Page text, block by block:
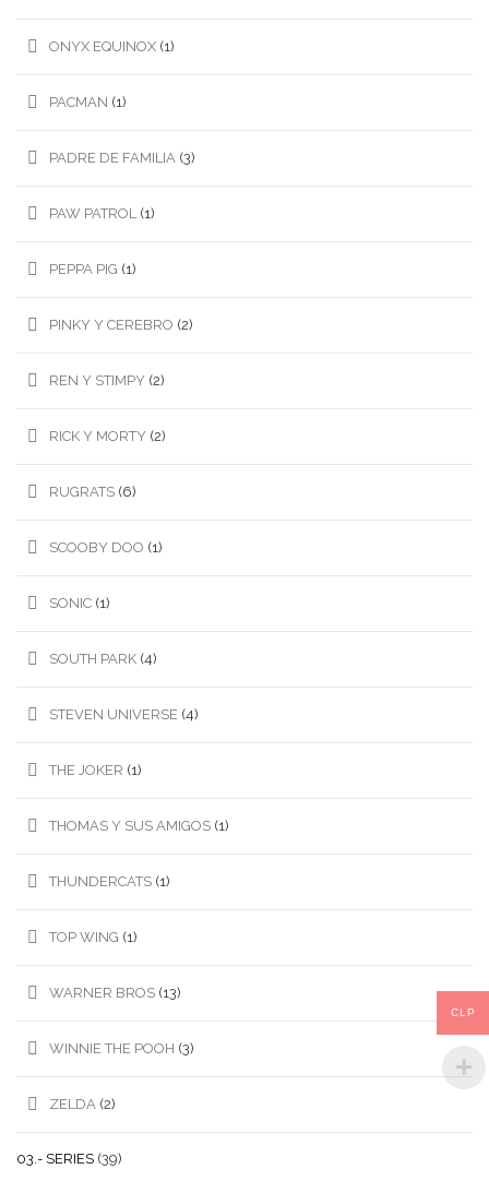
ONYX EQUINOX (1)
PACMAN (1)
PADRE DE FAMILIA (3)
PAW PATROL (1)
PEPPA PIG (1)
PINKY Y CEREBRO (2)
REN Y STIMPY (2)
RICK Y MORTY (2)
RUGRATS (6)
SCOOBY DOO (1)
SONIC (1)
SOUTH PARK (4)
STEVEN UNIVERSE (4)
THE JOKER (1)
THOMAS Y SUS AMIGOS (1)
THUNDERCATS (1)
TOP WING (1)
WARNER BROS (13)
WINNIE THE POOH (3)
ZELDA (2)
03.- SERIES (39)
CLP